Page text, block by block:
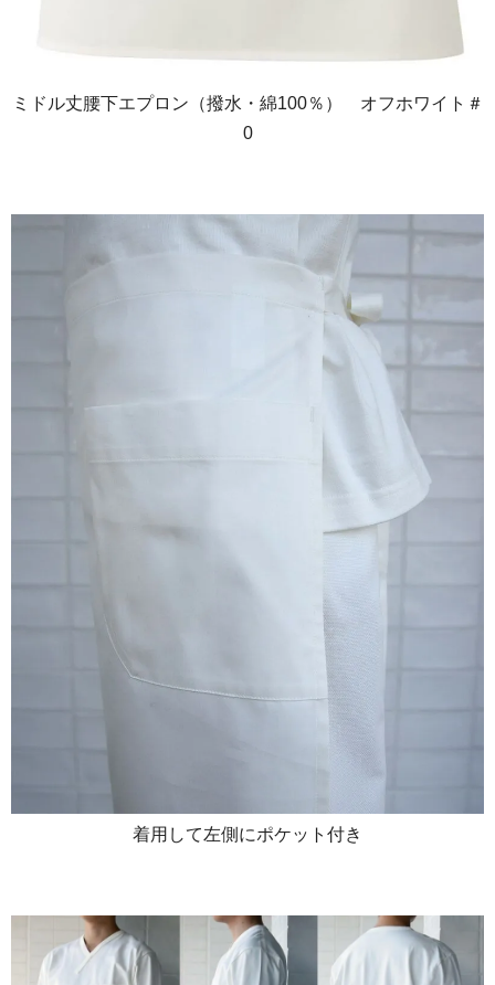
ミドル丈腰下エプロン（撥水・綿100％） オフホワイト＃
0
着用して左側にポケット付き